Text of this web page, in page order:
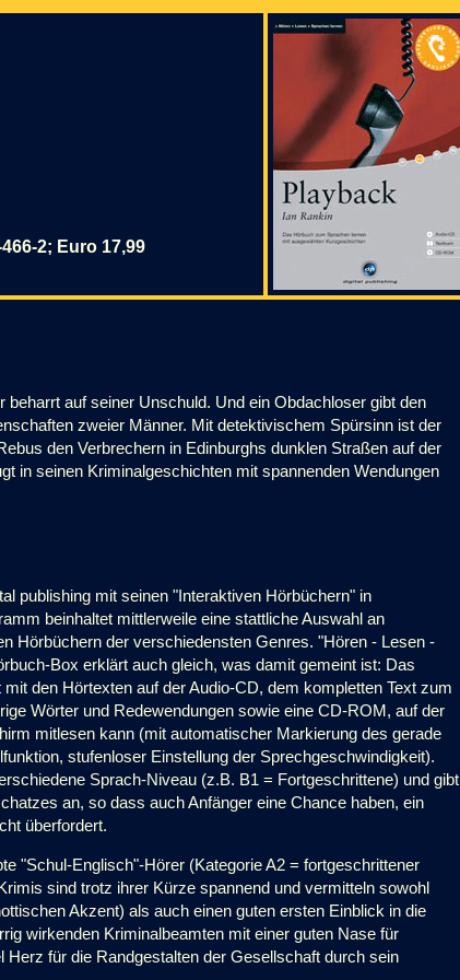
2; Euro 17,99
auf seiner Unschuld. Und ein Obdachloser gibt den
zweier Männer. Mit detektivischem Spürsinn ist der
den Verbrechern in Edinburghs dunklen Straßen auf der
in seinen Kriminalgeschichten mit spannenden Wendungen
publishing mit seinen "Interaktiven Hörbüchern" in
beinhaltet mittlerweile eine stattliche Auswahl an
Hörbüchern der verschiedensten Genres. "Hören - Lesen -
Box erklärt auch gleich, was damit gemeint ist: Das
den Hörtexten auf der Audio-CD, dem kompletten Text zum
Wörter und Redewendungen sowie eine CD-ROM, auf der
mitlesen kann (mit automatischer Markierung des gerade
stufenloser Einstellung der Sprechgeschwindigkeit).
Sprach-Niveau (z.B. B1 = Fortgeschrittene) und gibt
an, so dass auch Anfänger eine Chance haben, ein
überfordert.
"Schul-Englisch"-Hörer (Kategorie A2 = fortgeschrittener
sind trotz ihrer Kürze spannend und vermitteln sowohl
Akzent) als auch einen guten ersten Einblick in die
wirkenden Kriminalbeamten mit einer guten Nase für
für die Randgestalten der Gesellschaft durch sein